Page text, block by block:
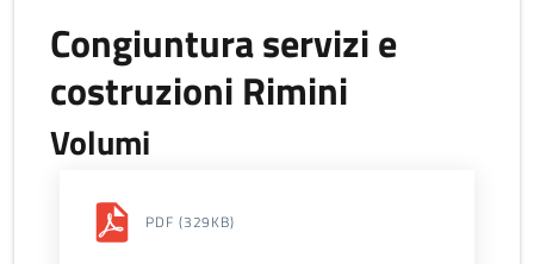
Congiuntura servizi e
costruzioni Rimini
Volumi
PDF (329KB)